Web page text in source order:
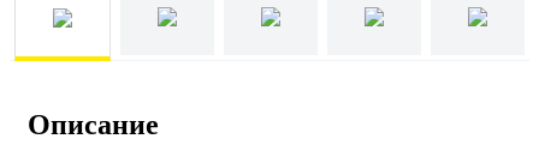
Описание